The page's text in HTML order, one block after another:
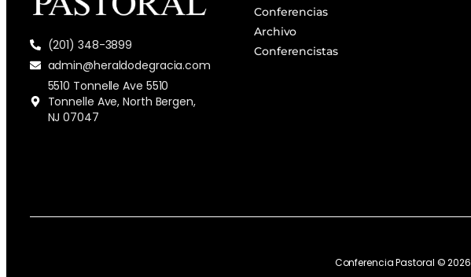
(201) 348-3899
admin@heraldodegracia.com
5510 Tonnelle Ave 5510
Tonnelle Ave, North Bergen,
NJ 07047
Conferencias
Archivo
Conferencistas
Conferencia Pastoral ©2026